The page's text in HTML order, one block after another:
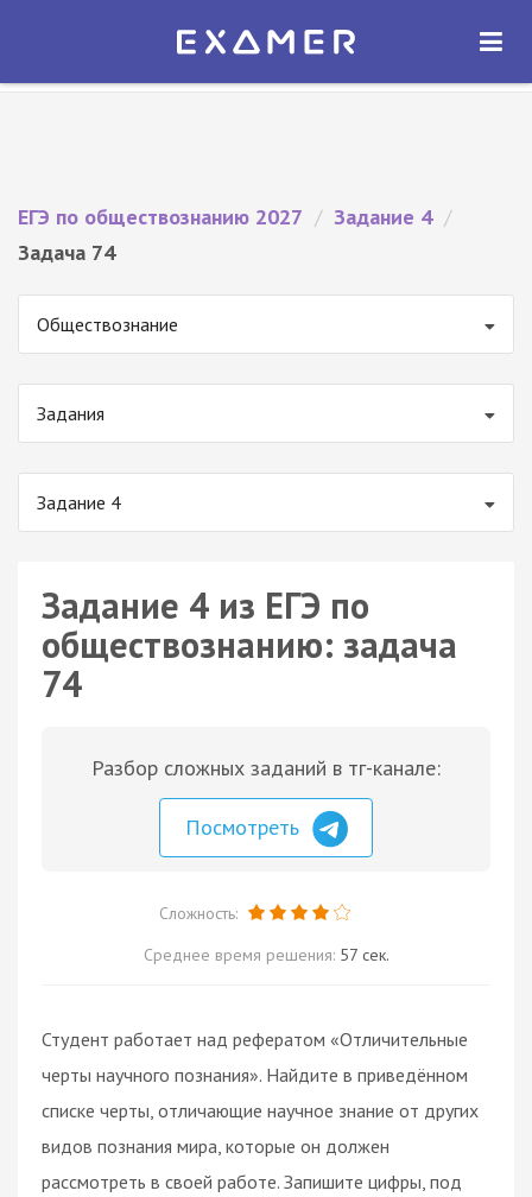
Экзамер — ЕГЭ 2027
ОТКРЫТЬ
ЕГЭ по обществознанию 2027 / Задание 4 /
Задача 74
Обществознание
Задания
Задание 4
Задание 4 из ЕГЭ по
обществознанию: задача
74
Разбор сложных заданий в тг-канале:
Посмотреть
Сложность:
Среднее время решения: 57 сек.
Студент работает над рефератом «Отличительные
черты научного познания». Найдите в приведённом
списке черты, отличающие научное знание от других
видов познания мира, которые он должен
рассмотреть в своей работе. Запишите цифры, под